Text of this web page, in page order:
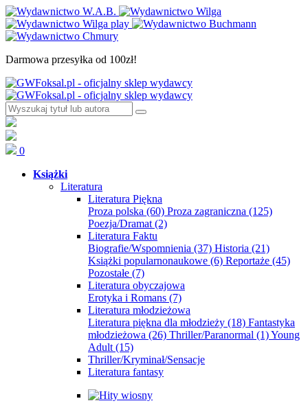
Darmowa przesyłka od 100zł!
0
Książki
Literatura
Literatura Piękna
Proza polska (60) Proza zagraniczna (125)
Poezja/Dramat (2)
Literatura Faktu
Biografie/Wspomnienia (37) Historia (21)
Książki popularnonaukowe (6) Reportaże (45)
Pozostałe (7)
Literatura obyczajowa
Erotyka i Romans (7)
Literatura młodzieżowa
Literatura piękna dla młodzieży (18) Fantastyka
młodzieżowa (26) Thriller/Paranormal (1)Young
Adult (15)
Thriller/Kryminał/Sensacje
Literatura fantasy